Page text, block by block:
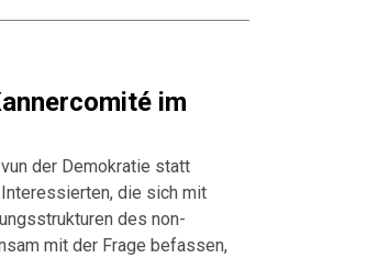
im
der Demokratie statt
die sich mit
des non-
mit der Frage befassen,